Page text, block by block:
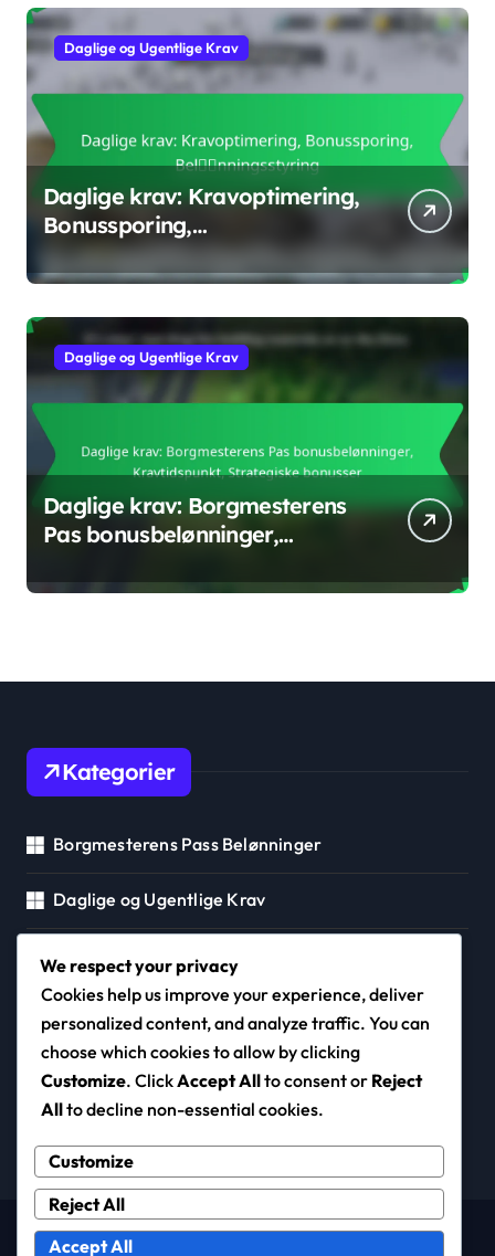
Daglige og Ugentlige Krav
Daglige krav: Kravoptimering,
Bonussporing,
Belønningsstyring
Daglige og Ugentlige Krav
Daglige krav: Borgmesterens
Pas bonusbelønninger,
bonusser
Kategorier
Borgmesterens Pass Belønninger
Daglige og Ugentlige Krav
Event Track Priser
amyjtoday.com
Copyright © All rights reserved|Newspaperupby
We respect your privacy
Cookies help us improve your experience, deliver
personalized content, and analyze traffic. You can
choose which cookies to allow by clicking
Customize. ClickAccept Allto consent or Reject
Allto decline non-essential cookies.
Customize
Reject All
Accept All